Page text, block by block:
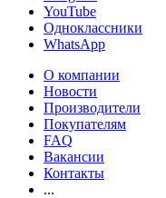
YouTube
Одноклассники
WhatsApp
О компании
Новости
Производители
Покупателям
FAQ
Вакансии
Контакты
...